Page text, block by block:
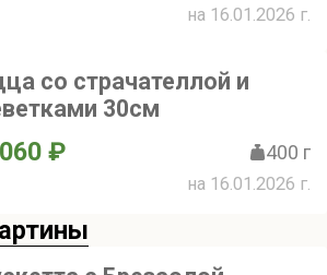
на 16.01.2026 г.
со страчателлой и
30см
₽ 400 г
на 16.01.2026 г.